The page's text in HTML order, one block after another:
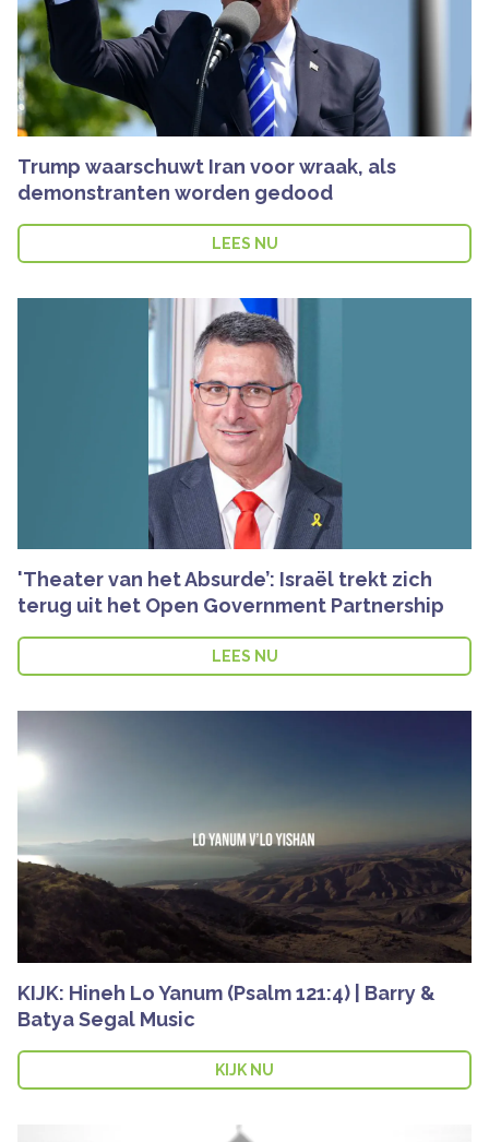
Trump waarschuwt Iran voor wraak, als
demonstranten worden gedood
LEES NU
'Theater van het Absurde’: Israël trekt zich
terug uit het Open Government Partnership
LEES NU
KIJK: Hineh Lo Yanum (Psalm 121:4) | Barry &
Batya Segal Music
KIJK NU